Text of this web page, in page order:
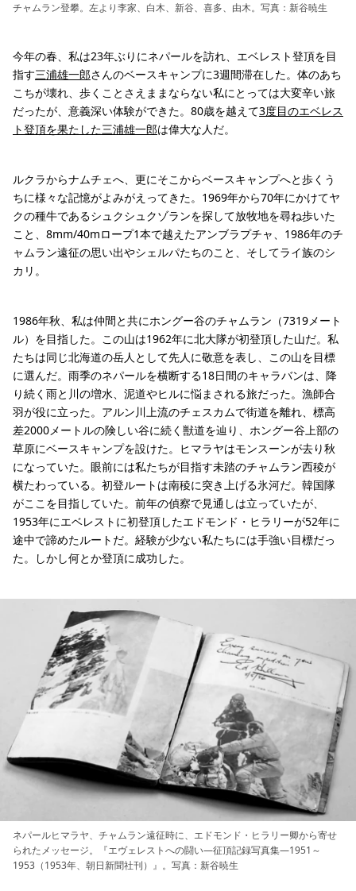
チャムラン登攀。左より李家、白木、新谷、喜多、由木。写真：新谷暁生
今年の春、私は23年ぶりにネパールを訪れ、エベレスト登頂を目
指す三浦雄一郎さんのベースキャンプに3週間滞在した。体のあち
こちが壊れ、歩くことさえままならない私にとっては大変辛い旅
だったが、意義深い体験ができた。80歳を越えて3度目のエベレス
ト登頂を果たした三浦雄一郎は偉大な人だ。
ルクラからナムチェへ、更にそこからベースキャンプへと歩くう
ちに様々な記憶がよみがえってきた。1969年から70年にかけてヤ
クの種牛であるシュクシュクゾランを探して放牧地を尋ね歩いた
こと、8mm/40mロープ1本で越えたアンブラプチャ、1986年のチ
ャムラン遠征の思い出やシェルパたちのこと、そしてライ族のシ
カリ。
1986年秋、私は仲間と共にホングー谷のチャムラン（7319メート
ル）を目指した。この山は1962年に北大隊が初登頂した山だ。私
たちは同じ北海道の岳人として先人に敬意を表し、この山を目標
に選んだ。雨季のネパールを横断する18日間のキャラバンは、降
り続く雨と川の増水、泥道やヒルに悩まされる旅だった。漁師合
羽が役に立った。アルン川上流のチェスカムで街道を離れ、標高
差2000メートルの険しい谷に続く獣道を辿り、ホングー谷上部の
草原にベースキャンプを設けた。ヒマラヤはモンスーンが去り秋
になっていた。眼前には私たちが目指す未踏のチャムラン西稜が
横たわっている。初登ルートは南稜に突き上げる氷河だ。韓国隊
がここを目指していた。前年の偵察で見通しは立っていたが、
1953年にエベレストに初登頂したエドモンド・ヒラリーが52年に
途中で諦めたルートだ。経験が少ない私たちには手強い目標だっ
た。しかし何とか登頂に成功した。
ネパールヒマラヤ、チャムラン遠征時に、エドモンド・ヒラリー卿から寄せ
られたメッセージ。『エヴェレストへの闘い―征頂記録写真集―1951～
1953（1953年、朝日新聞社刊）』。写真：新谷暁生